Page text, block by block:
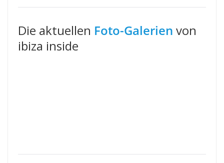
Die aktuellen Foto-Galerien von
ibiza inside